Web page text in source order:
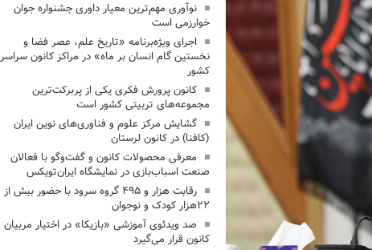
نوآوری مهم‌ترین معیار داوری جشنواره جوان
خوارزمی است
اجرای ویژه‌برنامه «تاریخ علم، عصر فضا و
نخستین گام انسان بر ماه» در مراکز کانون سراسر
کشور
کانون پرورش فکری یکی از پربرکت‌ترین
مجموعه‌های تربیتی کشور است
گشایش مرکز علوم و فناوری‌های نوین ایران
(کافنا) در کانون لرستان
معرفی محصولات کانون و گفت‌وگو با فعالان
صنعت اسباب‌بازی در نمایشگاه ایران‌تویکس
رقابت هزار و ۴۹۵ گروه سرود با حضور بیش از
۲۲هزار کودک و نوجوان
‌صد ویدئوی آموزشی «بازیکا» در اختیار مربیان
کانون قرار می‌گیرد